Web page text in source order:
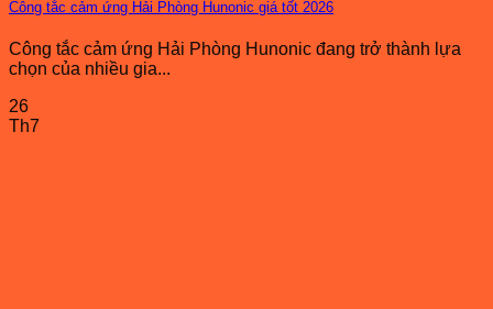
Công tắc cảm ứng Hải Phòng Hunonic giá tốt 2026
Công tắc cảm ứng Hải Phòng Hunonic đang trở thành lựa
chọn của nhiều gia...
26
Th7